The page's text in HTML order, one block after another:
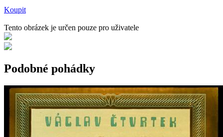
Koupit
Tento obrázek je určen pouze pro uživatele
Podobné pohádky